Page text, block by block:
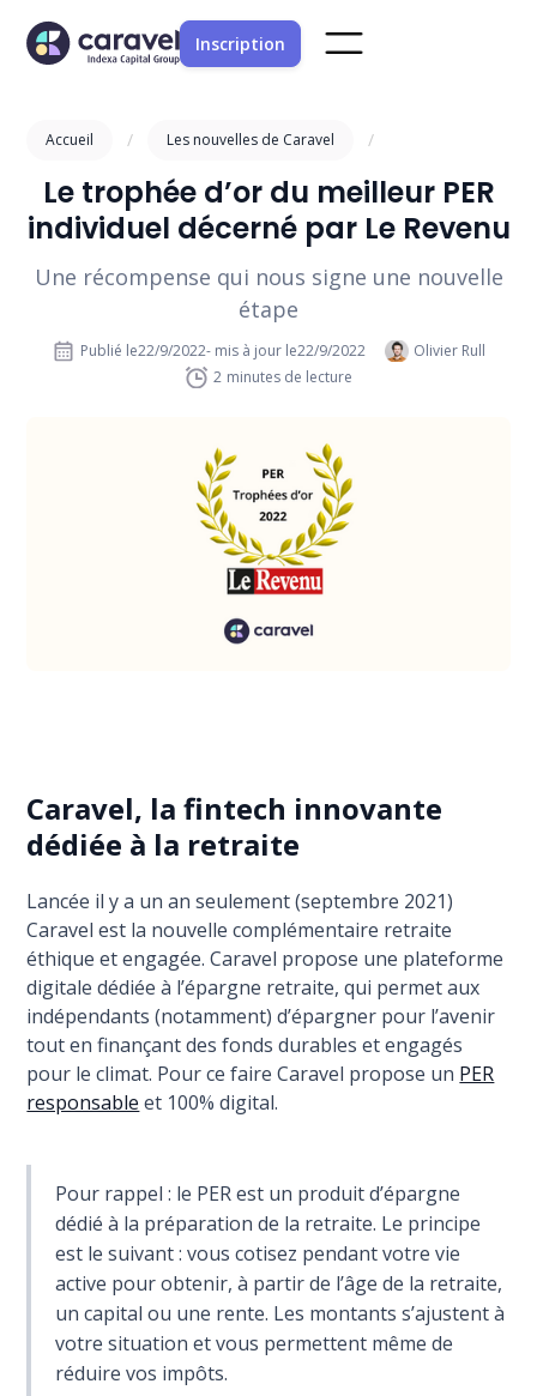
Inscription
Accueil / Les nouvelles de Caravel /
Le trophée d’or du meilleur PER
individuel décerné par Le Revenu
Une récompense qui nous signe une nouvelle
étape
Publié le22/9/2022- mis à jour le22/9/2022
Olivier Rull
2 minutes de lecture
Caravel, la fintech innovante
dédiée à la retraite
Lancée il y a un an seulement (septembre 2021)
Caravel est la nouvelle complémentaire retraite
éthique et engagée. Caravel propose une plateforme
digitale dédiée à l’épargne retraite, qui permet aux
indépendants (notamment) d’épargner pour l’avenir
tout en finançant des fonds durables et engagés
pour le climat. Pour ce faire Caravel propose un PER
responsable et 100% digital.
Pour rappel : le PER est un produit d’épargne
dédié à la préparation de la retraite. Le principe
est le suivant : vous cotisez pendant votre vie
active pour obtenir, à partir de l’âge de la retraite,
un capital ou une rente. Les montants s’ajustent à
votre situation et vous permettent même de
réduire vos impôts.